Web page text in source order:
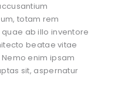
totam rem
ab illo inventore
beatae vitae
enim ipsam
sit, aspernatur